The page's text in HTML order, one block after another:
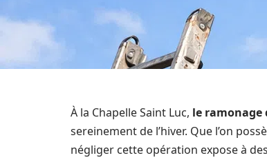
À la Chapelle Saint Luc, le ramonage
sereinement de l’hiver. Que l’on
négliger cette opération expose à